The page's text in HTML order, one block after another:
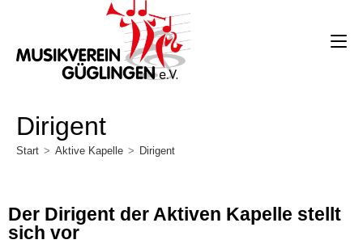
Dirigent
Start > Aktive Kapelle > Dirigent
Der Dirigent der Aktiven Kapelle stellt
sich vor